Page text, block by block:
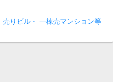
売りビル・ 一棟売マンション等